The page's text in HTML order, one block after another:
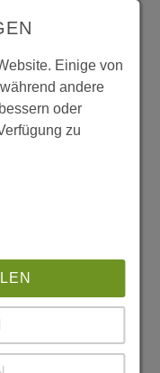
Einige von
andere
oder
zu